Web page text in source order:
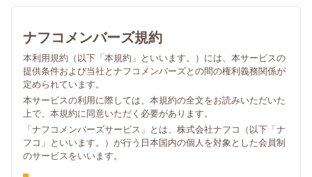
ナフコメンバーズ規約
本利用規約（以下「本規約」といいます。）には、本サービスの
提供条件および当社とナフコメンバーズとの間の権利義務関係が
定められています。
本サービスの利用に際しては、本規約の全文をお読みいただいた
上で、本規約に同意いただく必要があります。
「ナフコメンバーズサービス」とは、株式会社ナフコ（以下「ナ
フコ」といいます。）が行う日本国内の個人を対象とした会員制
のサービスをいいます。